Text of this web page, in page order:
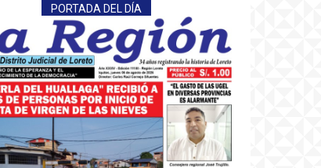
PORTADA DEL DÍA